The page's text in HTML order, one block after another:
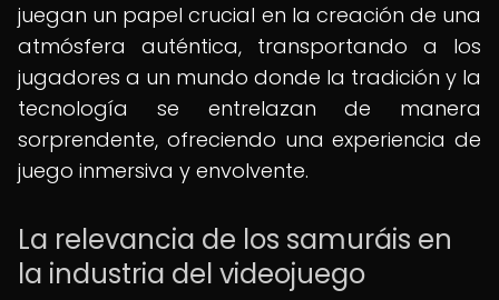
juegan un papel crucial en la creación de una
atmósfera auténtica, transportando a los
jugadores a un mundo donde la tradición y la
tecnología se entrelazan de manera
sorprendente, ofreciendo una experiencia de
juego inmersiva y envolvente.
La relevancia de los samuráis en
la industria del videojuego